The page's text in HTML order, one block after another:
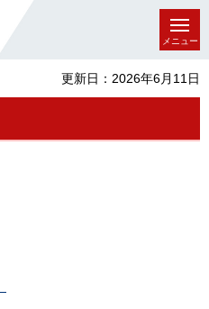
メニュー
更新日：2026年6月11日